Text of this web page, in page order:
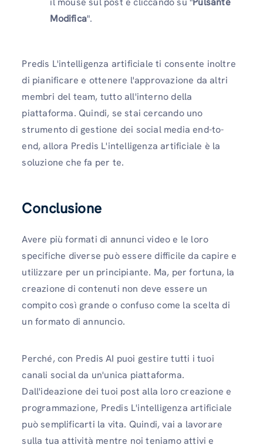
Modifica".
Predis L'intelligenza artificiale ti consente inoltre
di pianificare e ottenere l'approvazione da altri
membri del team, tutto all'interno della
piattaforma. Quindi, se stai cercando uno
strumento di gestione dei social media end-to-
end, allora Predis L'intelligenza artificiale è la
soluzione che fa per te.
Conclusione
Avere più formati di annunci video e le loro
specifiche diverse può essere difficile da capire e
utilizzare per un principiante. Ma, per fortuna, la
creazione di contenuti non deve essere un
compito così grande o confuso come la scelta di
un formato di annuncio.
Perché, con Predis AI puoi gestire tutti i tuoi
canali social da un'unica piattaforma.
Dall'ideazione dei tuoi post alla loro creazione e
programmazione, Predis L'intelligenza artificiale
può semplificarti la vita. Quindi, vai a lavorare
sulla tua attività mentre noi teniamo attivi e